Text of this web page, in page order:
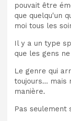
pouvait être
que quelqu'un
moi tous les
Il y a un type
que les gens
Le genre qui
toujours… mais
manière.
Pas seulement